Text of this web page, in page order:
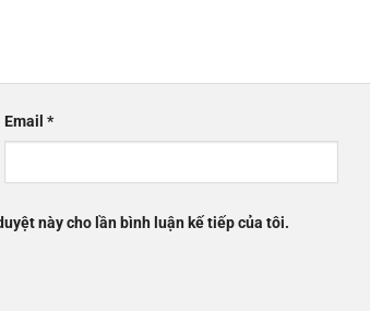
Email *
này cho lần bình luận kế tiếp của tôi.